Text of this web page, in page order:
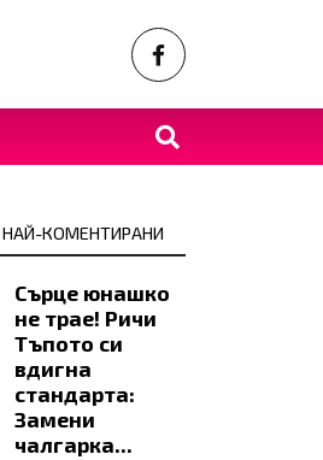
НАЙ-КОМЕНТИРАНИ
Сърце юнашко
не трае! Ричи
Тъпото си
вдигна
стандарта:
Замени
чалгарка...